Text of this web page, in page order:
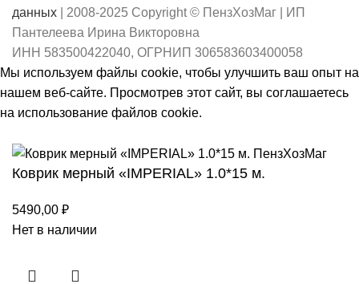
данных | 2008-2025 Copyright © ПензХозМаг | ИП
Пантелеева Ирина Викторовна
ИНН 583500422040, ОГРНИП 306583603400058
Мы используем файлы cookie, чтобы улучшить ваш опыт на
нашем веб-сайте. Просмотрев этот сайт, вы соглашаетесь
на использование файлов cookie.
Коврик мерный «IMPERIAL» 1.0*15 м.
5490,00 ₽
Нет в наличии